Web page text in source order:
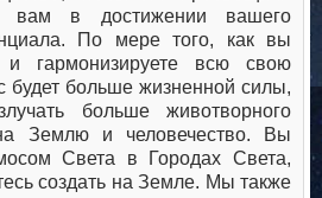
вам в достижении вашего
По мере того, как вы
и гармонизируете всю свою
будет больше жизненной силы,
больше животворного
Землю и человечество. Вы
Света в Городах Света,
создать на Земле. Мы также